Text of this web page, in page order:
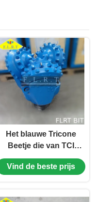
Het blauwe Tricone
Beetje die van TCI
voor Mijnbouw 13 3/4“
Goedgekeurde
Vind de beste prijs